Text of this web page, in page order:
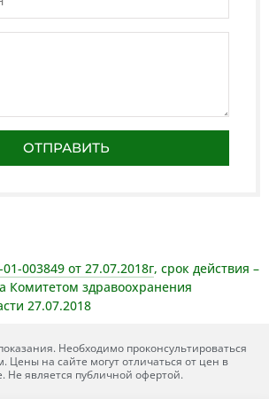
ОТПРАВИТЬ
003849 от 27.07.2018г, срок действия –
Комитетом здравоохранения
27.07.2018
Необходимо проконсультироваться
Цены на сайте могут отличаться от цен в
Не является публичной офертой.